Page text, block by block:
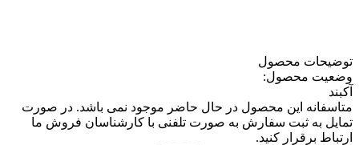
توضیحات محصول
وضعیت محصول:
آکبند
متاسفانه این محصول در حال حاضر موجود نمی باشد. در صورت
تمایل به ثبت سفارش به صورت تلفنی با کارشناسان فروش ما
ارتباط برقرار کنید.